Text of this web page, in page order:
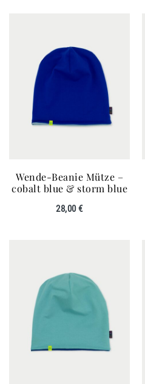
Wende-Beanie Mütze –
cobalt blue & storm blue
28,00€